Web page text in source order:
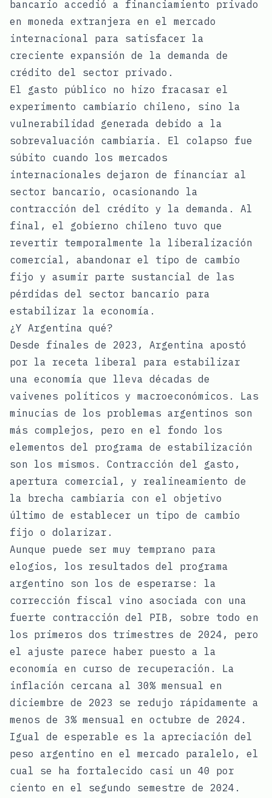
bancario accedió a financiamiento privado
en moneda extranjera en el mercado
internacional para satisfacer la
creciente expansión de la demanda de
crédito del sector privado.
El gasto público no hizo fracasar el
experimento cambiario chileno, sino la
vulnerabilidad generada debido a la
sobrevaluación cambiaria. El colapso fue
súbito cuando los mercados
internacionales dejaron de financiar al
sector bancario, ocasionando la
contracción del crédito y la demanda. Al
final, el gobierno chileno tuvo que
revertir temporalmente la liberalización
comercial, abandonar el tipo de cambio
fijo y asumir parte sustancial de las
pérdidas del sector bancario para
estabilizar la economía.
¿Y Argentina qué?
Desde finales de 2023, Argentina apostó
por la receta liberal para estabilizar
una economía que lleva décadas de
vaivenes políticos y macroeconómicos. Las
minucias de los problemas argentinos son
más complejos, pero en el fondo los
elementos del programa de estabilización
son los mismos. Contracción del gasto,
apertura comercial, y realineamiento de
la brecha cambiaria con el objetivo
último de establecer un tipo de cambio
fijo o dolarizar.
Aunque puede ser muy temprano para
elogios, los resultados del programa
argentino son los de esperarse: la
corrección fiscal vino asociada con una
fuerte contracción del PIB, sobre todo en
los primeros dos trimestres de 2024, pero
el ajuste parece haber puesto a la
economía en curso de recuperación. La
inflación cercana al 30% mensual en
diciembre de 2023 se redujo rápidamente a
menos de 3% mensual en octubre de 2024.
Igual de esperable es la apreciación del
peso argentino en el mercado paralelo, el
cual se ha fortalecido casi un 40 por
ciento en el segundo semestre de 2024.